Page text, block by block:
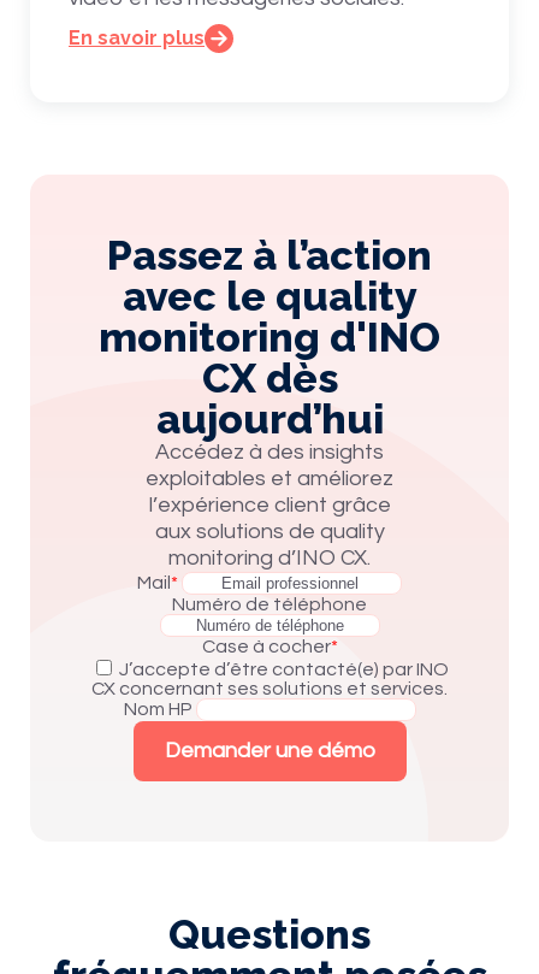
En savoir plus
Passez à l’action
avec le quality
monitoring d'INO
CX dès
aujourd’hui
Accédez à des insights
exploitables et améliorez
l’expérience client grâce
aux solutions de quality
monitoring d’INO CX.
Mail *
Numéro de téléphone
Case à cocher*
J’accepte d’être contacté(e) par INO
CX concernant ses solutions et services.
Nom HP
Demander une démo
Questions